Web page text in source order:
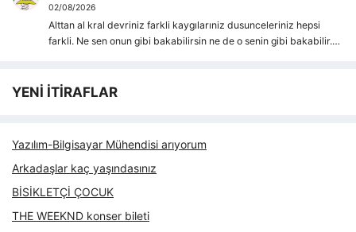
02/08/2026
Alttan al kral devriniz farkli kaygılarıniz dusunceleriniz hepsi
farkli. Ne sen onun gibi bakabilirsin ne de o senin gibi bakabilir.…
YENİ İTİRAFLAR
Yazılım-Bilgisayar Mühendisi arıyorum
Arkadaşlar kaç yaşındasınız
BİSİKLETÇİ ÇOCUK
THE WEEKND konser bileti